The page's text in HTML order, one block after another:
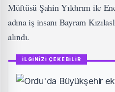
Müftüsü Şahin Yıldırım ile
adına iş insanı Bayram
alındı.
İLGİNİZİ ÇEKEBİLİR